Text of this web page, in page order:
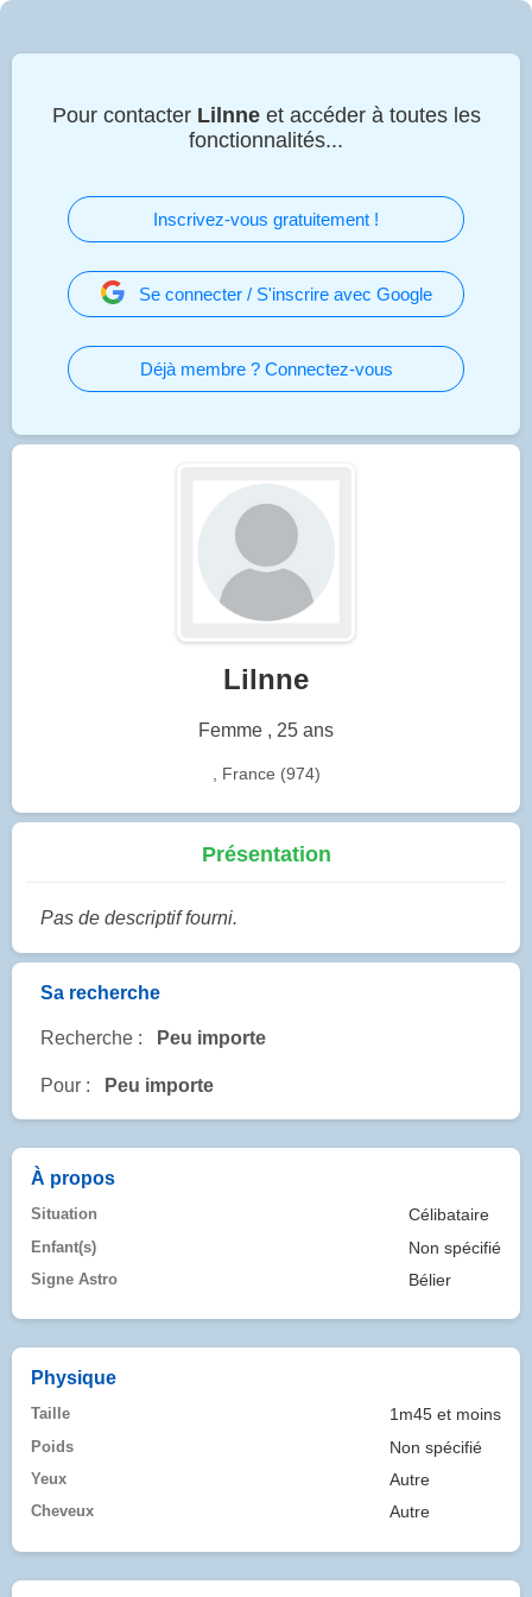
Pour contacter Lilnneet accéder à toutes les
fonctionnalités...
Inscrivez-vous gratuitement !
Se connecter / S'inscrire avec Google
Déjà membre ? Connectez-vous
Lilnne
Femme , 25 ans
, France (974)
Présentation
Pas de descriptif fourni.
Sa recherche
Recherche : Peu importe
Pour : Peu importe
À propos
Situation Célibataire
Enfant(s) Non spécifié
Signe Astro Bélier
Physique
Taille 1m45 et moins
Poids Non spécifié
Yeux Autre
Cheveux Autre